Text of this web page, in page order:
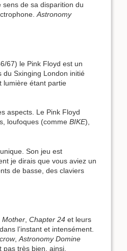
sens de sa disparition du
Astronomy
67) le Pink Floyd est un
Sxinging London initié
lumière étant partie
aspects. Le Pink Floyd
loufoques (comme BIKE),
Son jeu est
je dirais que vous aviez un
de basse, des claviers
Mother Chapter 24 et leurs
l’instant et intensément.
, Astronomy Domine
très bien, ainsi,